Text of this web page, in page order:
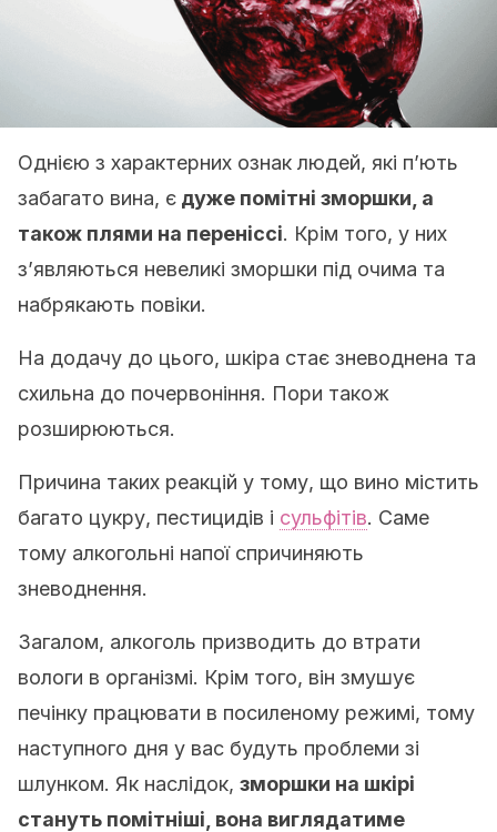
Однією з характерних ознак людей, які п’ють
забагато вина, є дуже помітні зморшки, а
також плями на переніссі. Крім того, у них
з’являються невеликі зморшки під очима та
набрякають повіки.
На додачу до цього, шкіра стає зневоднена та
схильна до почервоніння. Пори також
розширюються.
Причина таких реакцій у тому, що вино містить
багато цукру, пестицидів і сульфітів. Саме
тому алкогольні напої спричиняють
зневоднення.
Загалом, алкоголь призводить до втрати
вологи в організмі. Крім того, він змушує
печінку працювати в посиленому режимі, тому
наступного дня у вас будуть проблеми зі
шлунком. Як наслідок, зморшки на шкірі
стануть помітніші, вона виглядатиме